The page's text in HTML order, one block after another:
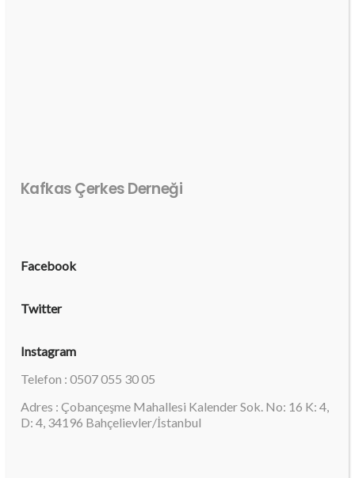
Kafkas Çerkes Derneği
Facebook
Twitter
Instagram
Telefon : 0507 055 30 05
Adres : Çobançeşme Mahallesi Kalender Sok. No: 16 K: 4,
D: 4, 34196 Bahçelievler/İstanbul